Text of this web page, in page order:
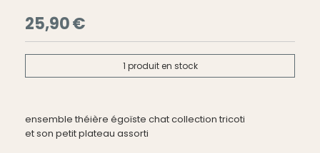
25,90€
1 produit en stock
ensemble théière égoïste chat collection tricoti
et son petit plateau assorti